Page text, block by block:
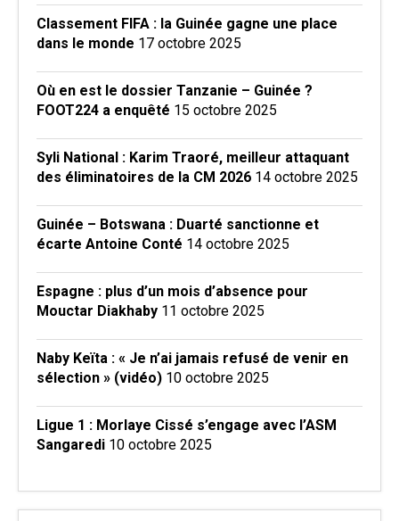
Classement FIFA : la Guinée gagne une place
dans le monde 17 octobre 2025
Où en est le dossier Tanzanie – Guinée ?
FOOT224 a enquêté 15 octobre 2025
Syli National : Karim Traoré, meilleur attaquant
des éliminatoires de la CM 2026 14 octobre 2025
Guinée – Botswana : Duarté sanctionne et
écarte Antoine Conté 14 octobre 2025
Espagne : plus d’un mois d’absence pour
Mouctar Diakhaby 11 octobre 2025
Naby Keïta : « Je n’ai jamais refusé de venir en
sélection » (vidéo) 10 octobre 2025
Ligue 1 : Morlaye Cissé s’engage avec l’ASM
Sangaredi 10 octobre 2025